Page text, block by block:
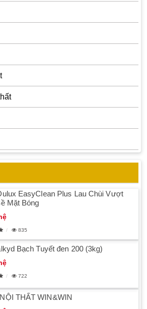
EasyClean Plus Lau Chùi Vượt
Mặt Bóng
835
Bạch Tuyết đen 200 (3kg)
722
THẤT WIN&WIN